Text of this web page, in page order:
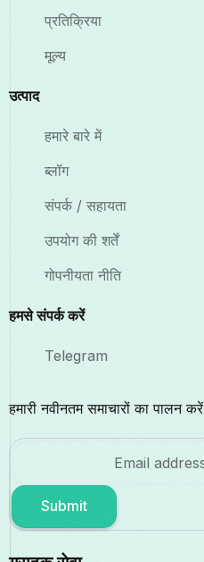
प्रतिक्रिया
मूल्य
उत्पाद
हमारे बारे में
ब्लॉग
संपर्क / सहायता
उपयोग की शर्तें
गोपनीयता नीति
हमसे संपर्क करें
Telegram
हमारी नवीनतम समाचारों का पालन करें
Submit